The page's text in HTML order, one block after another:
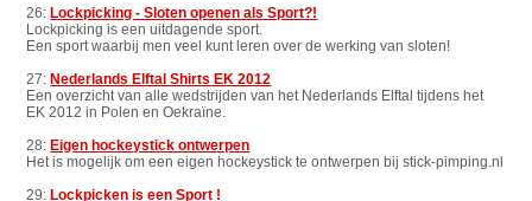
26:Lockpicking - Sloten openen als Sport?!
Lockpicking is een uitdagende sport.
Een sport waarbij men veel kunt leren over de werking van sloten!
27:Nederlands Elftal Shirts EK 2012
Een overzicht van alle wedstrijden van het Nederlands Elftal tijdens het
EK 2012 in Polen en Oekraïne.
28:Eigen hockeystick ontwerpen
Het is mogelijk om een eigen hockeystick te ontwerpen bij stick-pimping.nl
29:Lockpicken is een Sport !